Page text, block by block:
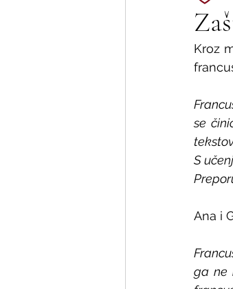
Kroz
se
S
Ana i
ga ne